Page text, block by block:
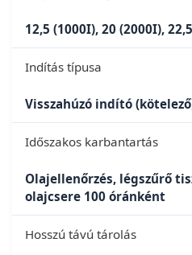
12,5 (1000I), 20 (2000I),
Indítás típusa
Visszahúzó indító
Időszakos karbantartás
Olajellenőrzés, légszűrő
olajcsere 100 óránként
Hosszú távú tárolás